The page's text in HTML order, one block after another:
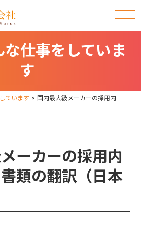
仕事をしていま
す
ています > 国内最大級メーカーの採用内定に関する書類の翻訳（日本語→英語）
ーカーの採用内
類の翻訳（日本